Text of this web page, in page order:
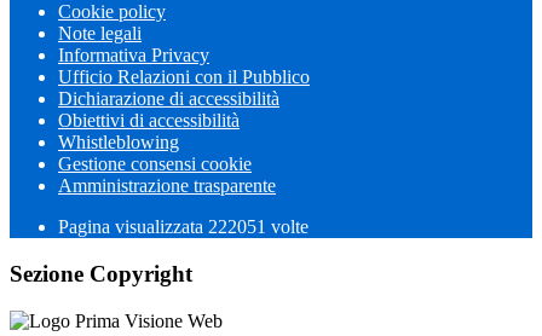
Cookie policy
Note legali
Informativa Privacy
Ufficio Relazioni con il Pubblico
Dichiarazione di accessibilità
Obiettivi di accessibilità
Whistleblowing
Gestione consensi cookie
Amministrazione trasparente
Pagina visualizzata 222051 volte
Sezione Copyright